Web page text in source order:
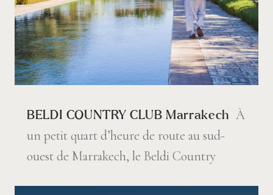
BELDI COUNTRY CLUB Marrakech À
un petit quart d’heure de route au sud-
ouest de Marrakech, le Beldi Country